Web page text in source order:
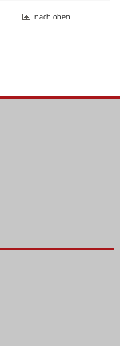
nach oben